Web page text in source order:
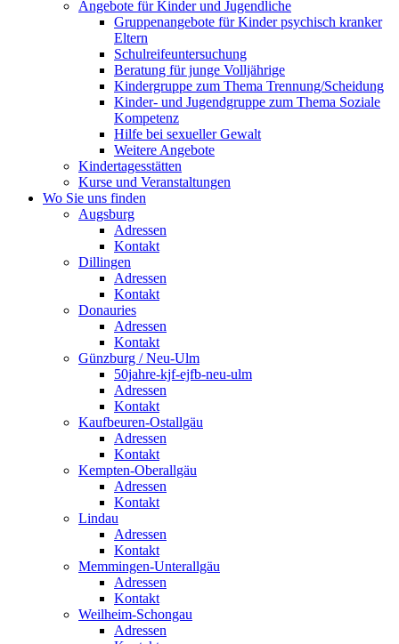
Angebote für Kinder und Jugendliche
Gruppenangebote für Kinder psychisch kranker
Eltern
Schulreifeuntersuchung
Beratung für junge Volljährige
Kindergruppe zum Thema Trennung/Scheidung
Kinder- und Jugendgruppe zum Thema Soziale
Kompetenz
Hilfe bei sexueller Gewalt
Weitere Angebote
Kindertagesstätten
Kurse und Veranstaltungen
Wo Sie uns finden
Augsburg
Adressen
Kontakt
Dillingen
Adressen
Kontakt
Donauries
Adressen
Kontakt
Günzburg / Neu-Ulm
50jahre-kjf-ejfb-neu-ulm
Adressen
Kontakt
Kaufbeuren-Ostallgäu
Adressen
Kontakt
Kempten-Oberallgäu
Adressen
Kontakt
Lindau
Adressen
Kontakt
Memmingen-Unterallgäu
Adressen
Kontakt
Weilheim-Schongau
Adressen